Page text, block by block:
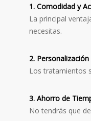
1. Comodidad y
La principal
necesitas.
2.
Los tratamientos
3. Ahorro de
No tendrás que